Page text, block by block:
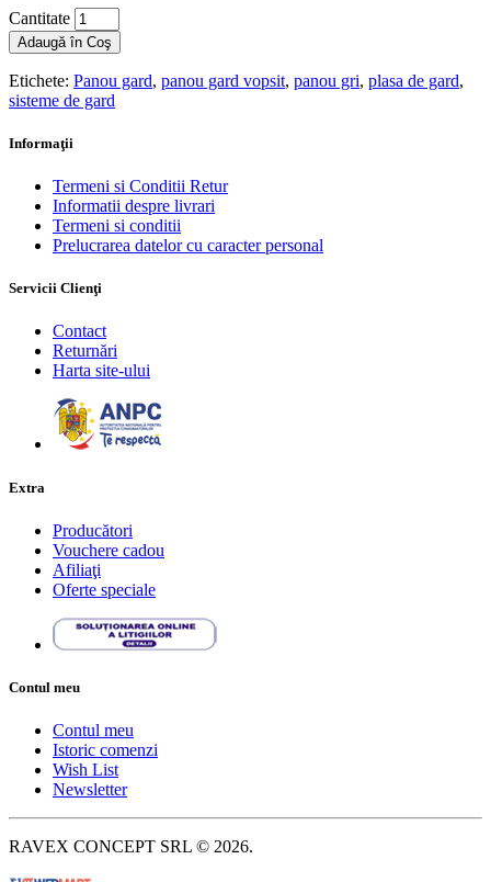
Cantitate
Adaugă în Coş
Etichete: Panou gard, panou gard vopsit, panou gri, plasa de gard,
sisteme de gard
Informaţii
Termeni si Conditii Retur
Informatii despre livrari
Termeni si conditii
Prelucrarea datelor cu caracter personal
Servicii Clienţi
Contact
Returnări
Harta site-ului
Extra
Producători
Vouchere cadou
Afiliaţi
Oferte speciale
Contul meu
Contul meu
Istoric comenzi
Wish List
Newsletter
RAVEX CONCEPT SRL © 2026.